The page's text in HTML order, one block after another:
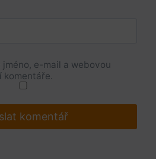
e-mail a webovou
komentáře.